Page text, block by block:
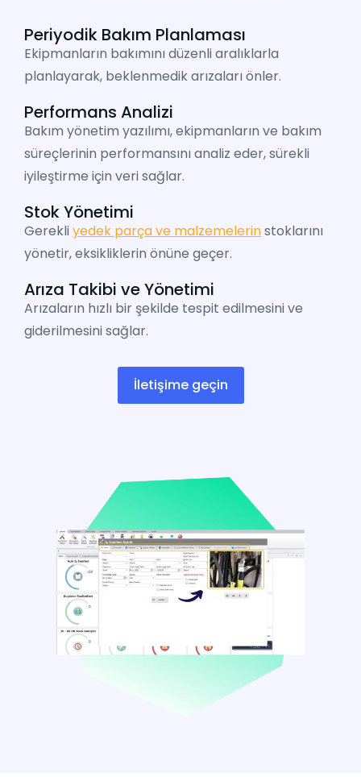
Periyodik Bakım Planlaması
Ekipmanların bakımını düzenli aralıklarla
planlayarak, beklenmedik arızaları önler.
Performans Analizi
Bakım yönetim yazılımı, ekipmanların ve bakım
süreçlerinin performansını analiz eder, sürekli
iyileştirme için veri sağlar.
Stok Yönetimi
Gerekli yedek parça ve malzemelerinstoklarını
yönetir, eksikliklerin önüne geçer.
Arıza Takibi ve Yönetimi
Arızaların hızlı bir şekilde tespit edilmesini ve
giderilmesini sağlar.
İletişime geçin